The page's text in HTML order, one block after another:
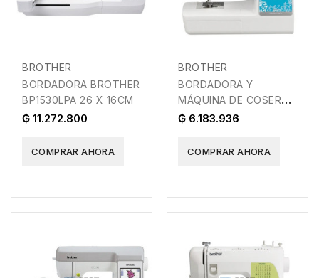
BROTHER
BORDADORA BROTHER
BP1530LPA 26 X 16CM
₲ 11.272.800
COMPRAR AHORA
BROTHER
BORDADORA Y
MÁQUINA DE COSER
BROTHER NV970LPA
₲ 6.183.936
COMPRAR AHORA